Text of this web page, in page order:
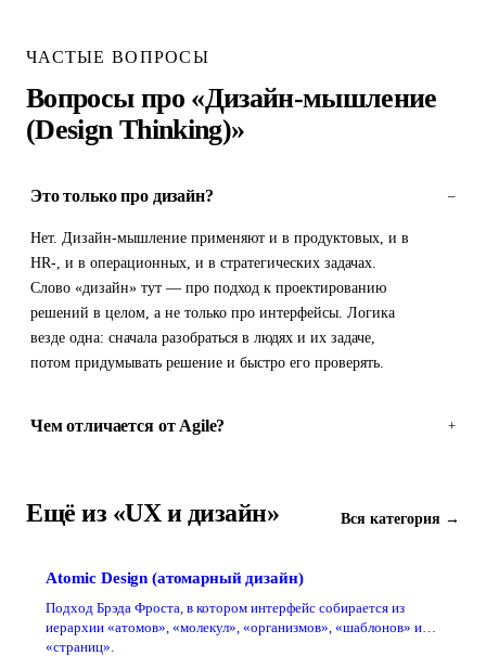
ЧАСТЫЕ ВОПРОСЫ
Вопросы про «Дизайн-мышление
(Design Thinking)»
Это только про дизайн? –
Нет. Дизайн-мышление применяют и в продуктовых, и в
HR-, и в операционных, и в стратегических задачах.
Слово «дизайн» тут — про подход к проектированию
решений в целом, а не только про интерфейсы. Логика
везде одна: сначала разобраться в людях и их задаче,
потом придумывать решение и быстро его проверять.
Чем отличается от Agile? +
Ещё из «UX и дизайн» Вся категория →
Atomic Design (атомарный дизайн)
Подход Брэда Фроста, в котором интерфейс собирается из
иерархии «атомов», «молекул», «организмов», «шаблонов» и
«страниц».